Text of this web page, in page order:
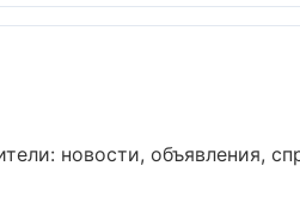
новости, объявления,